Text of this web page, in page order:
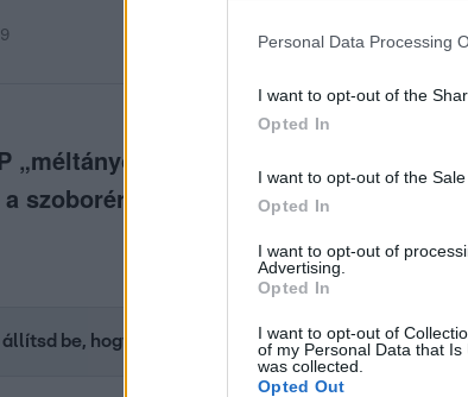
Personal Data Processing
I want to opt-out of the
Opted In
I want to opt-out of the
Opted In
I want to opt-out of
Advertising.
Opted In
I want to opt-out of
of my Personal Data that
was collected.
Opted Out
„méltányos és reális összegű
szoborért.
állítsd be, hogy az RTL.hu az elsők között legyen a